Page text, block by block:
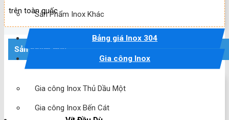
Sản Phẩm Inox Khác
Bảng giá Inox 304
Gia công Inox
Gia công Inox Thủ Dầu Một
Gia công Inox Bến Cát
trên toàn quốc
Sản phẩm mới